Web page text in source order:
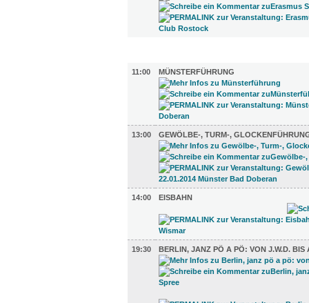
11:00
MÜNSTERFÜHRUNG
13:00 GEWÖLBE-, TURM-,
14:00 EISBAHN
19:30 BERLIN, JANZ PÖ A PÖ: VON J.W.D. BIS